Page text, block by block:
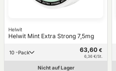
Helwit
Helwit Mint Extra Strong 7,5mg
10 -Pack 63,60 €
6,36 €/St.
Nicht auf Lager